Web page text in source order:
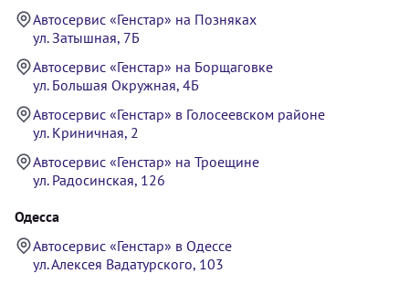
Автосервис «Генстар» на Позняках
ул. Затышная, 7Б
Автосервис «Генстар» на Борщаговке
ул. Большая Окружная, 4Б
Автосервис «Генстар» в Голосеевском районе
ул. Криничная, 2
Автосервис «Генстар» на Троещине
ул. Радосинская, 126
Одесса
Автосервис «Генстар» в Одессе
ул. Алексея Вадатурского, 103